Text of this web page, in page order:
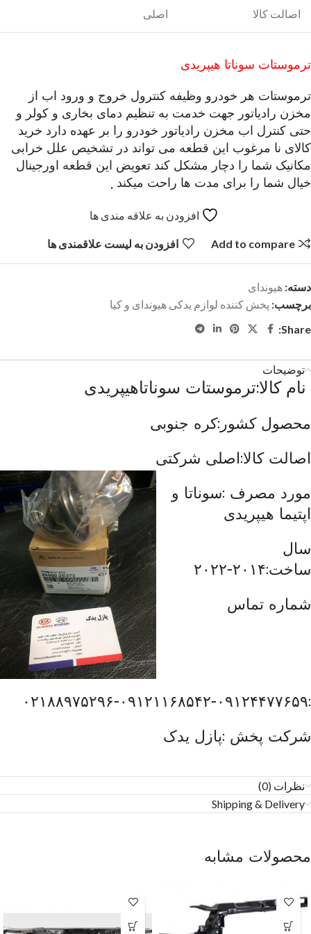
اصالت کالا اصلی
ترموستات سوناتا هیپریدی
ترموستات هر خودرو وظیفه کنترول خروج و ورود اب از
مخزن رادیاتور جهت خدمت به تنظیم دمای بخاری و کولر و
حتی کنترل اب مخزن رادیاتور خودرو را بر عهده دارد خرید
کالای نا مرغوب این قطعه می تواند در تشخیص علل خرابی
مکانیک شما را دچار مشکل کند تعویض این قطعه اورجینال
خیال شما را برای مدت ها راحت میکند .
افزودن به علاقه مندی ها
Add to compare افزودن به لیست علاقمندی ها
دسته: هیوندای
برچسب: پخش کننده لوازم یدکی هیوندای و کیا
Share:
توضیحات
نام کالا:ترموستات سوناتاهیپریدی
محصول کشور:کره جنوبی
اصالت کالا:اصلی شرکتی
مورد مصرف :سوناتا و
اپتیما هیپریدی
سال
ساخت:۲۰۱۴-۲۰۲۲
شماره تماس
:۰۹۱۲۴۴۷۷۶۵۹-۰۹۱۲۱۱۶۸۵۴۲-۰۲۱۸۸۹۷۵۲۹۶
شرکت پخش :پازل یدک
نظرات (0)
Shipping & Delivery
محصولات مشابه